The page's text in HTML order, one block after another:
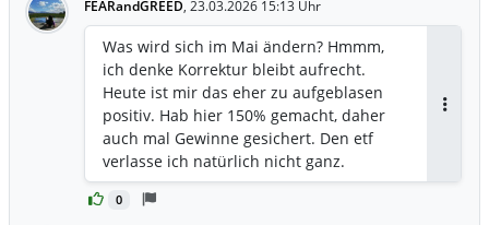
FEARandGREED, 23.03.2026 15:13 Uhr
0
Was wird sich im Mai ändern? Hmmm,
ich denke Korrektur bleibt aufrecht.
Heute ist mir das eher zu aufgeblasen
positiv. Hab hier 150% gemacht, daher
auch mal Gewinne gesichert. Den etf
verlasse ich natürlich nicht ganz.